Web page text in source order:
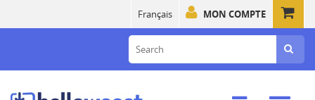
MON COMPTE
Français